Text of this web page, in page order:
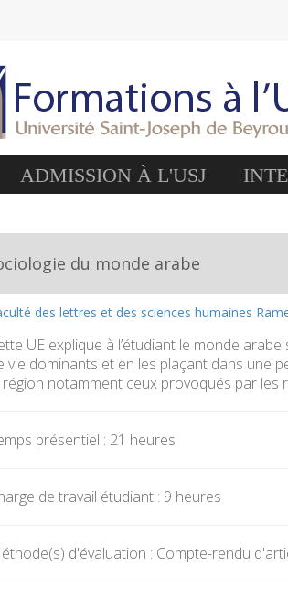
ADMISSION À L'USJ
du monde arabe
des lettres et des sciences humaines
UE explique à l’étudiant le monde
vie dominants et en les plaçant dans une
région notamment ceux provoqués par les
présentiel : 21 heures
de travail étudiant : 9 heures
d'évaluation : Compte-rendu